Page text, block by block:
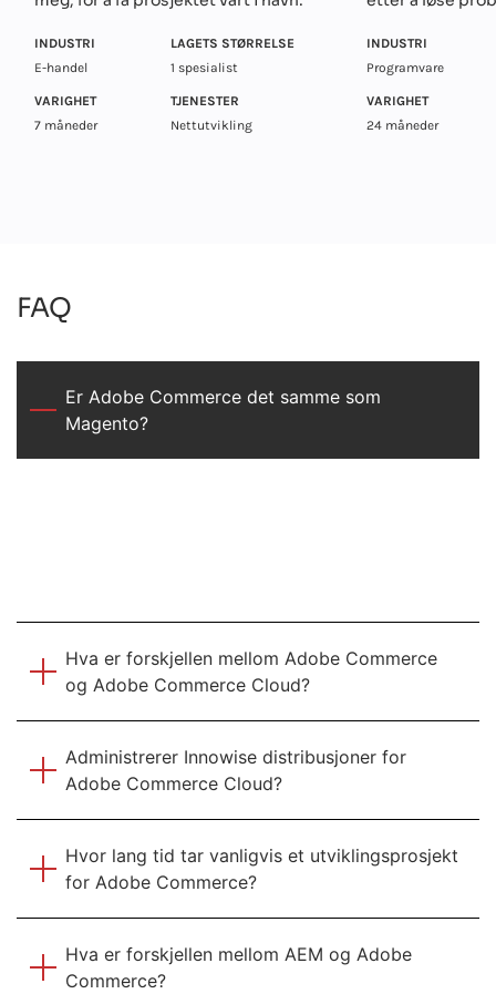
INDUSTRI
E-handel
LAGETS STØRRELSE
1 spesialist
VARIGHET
7 måneder
TJENESTER
Nettutvikling
INDUSTRI
Programvare
VARIGHET
24 måneder
FAQ
Er Adobe Commerce det samme som
Magento?
Hva er forskjellen mellom Adobe Commerce
og Adobe Commerce Cloud?
Administrerer Innowise distribusjoner for
Adobe Commerce Cloud?
Hvor lang tid tar vanligvis et utviklingsprosjekt
for Adobe Commerce?
Hva er forskjellen mellom AEM og Adobe
Commerce?